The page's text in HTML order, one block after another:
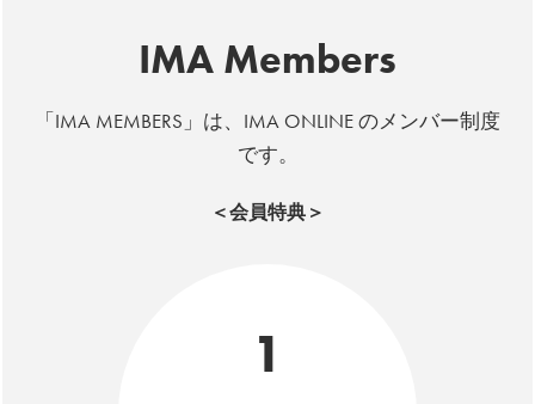
IMA Members
「IMA MEMBERS」は、IMA ONLINE のメンバー制度
です。
＜会員特典＞
1